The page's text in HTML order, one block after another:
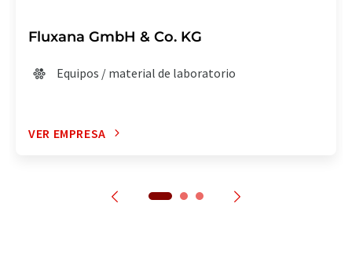
Fluxana GmbH & Co. KG
Equipos / material de laboratorio
VER EMPRESA